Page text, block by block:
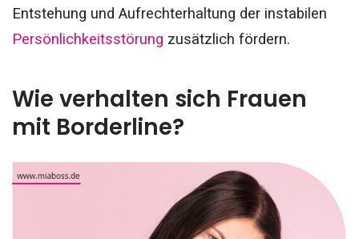
Entstehung und Aufrechterhaltung der instabilen
Persönlichkeitsstörung zusätzlich fördern.
Wie verhalten sich Frauen
mit Borderline?